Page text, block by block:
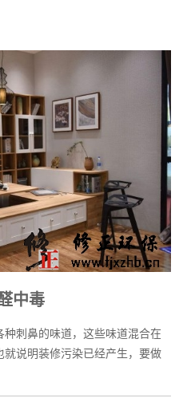
中毒
刺鼻的味道，这些味道混合在
说明装修污染已经产生，要做